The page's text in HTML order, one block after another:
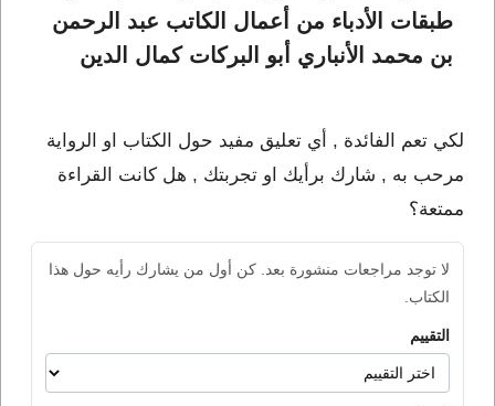
طبقات الأدباء من أعمال الكاتب عبد الرحمن
بن محمد الأنباري أبو البركات كمال الدين
لكي تعم الفائدة , أي تعليق مفيد حول الكتاب او الرواية
مرحب به , شارك برأيك او تجربتك , هل كانت القراءة
ممتعة؟
لا توجد مراجعات منشورة بعد. كن أول من يشارك رأيه حول هذا
الكتاب.
التقييم